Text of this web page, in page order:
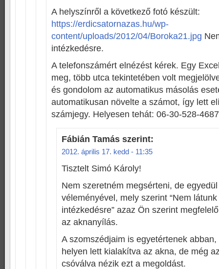
A helyszínről a következő fotó készült:
https://erdicsatornazas.hu/wp-
content/uploads/2012/04/Boroka21.jpg
intézkedésre.
A telefonszámért elnézést kérek. Egy
meg, több utca tekintetében volt
és gondolom az automatikus másolás
automatikusan növelte a számot, így lett
számjegy. Helyesen tehát: 06-30-528-4687
Fábián Tamás szerint:
2012. április 17. kedd - 11:35
Tisztelt Simó Károly!
Nem szeretném megsérteni, de
véleményével, mely szerint “Nem
intézkedésre” azaz Ön szerint
az aknanyílás.
A szomszédjaim is egyetértenek
helyen lett kialakítva az akna, de még
csóválva nézik ezt a megoldást.